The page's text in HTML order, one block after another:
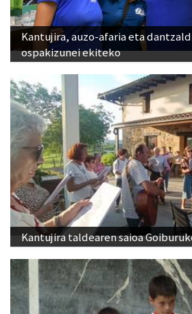
Kantujira, auzo-afaria eta
ospakizunei ekiteko
Kantujira taldearen saioa